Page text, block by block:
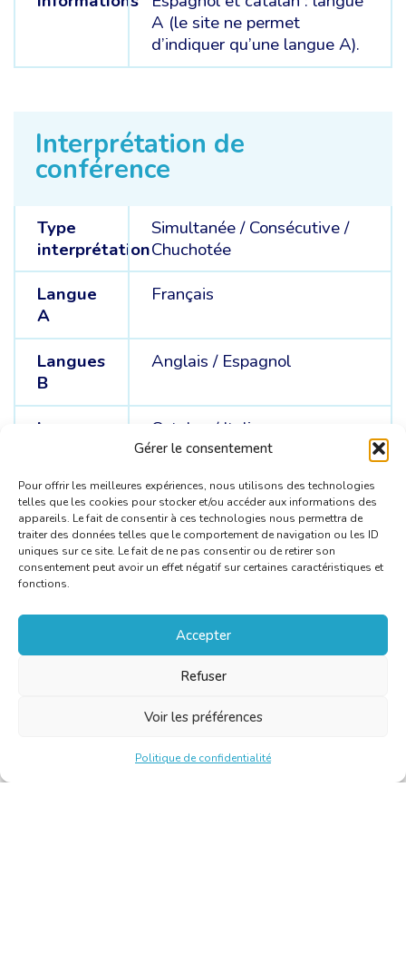
Gérer le consentement
Pour offrir les meilleures expériences, nous utilisons des technologies
telles que les cookies pour stocker et/ou accéder aux informations des
appareils. Le fait de consentir à ces technologies nous permettra de
traiter des données telles que le comportement de navigation ou les ID
uniques sur ce site. Le fait de ne pas consentir ou de retirer son
consentement peut avoir un effet négatif sur certaines caractéristiques et
fonctions.
Accepter
Refuser
Voir les préférences
Politique de confidentialité
A (le site ne permet
d’indiquer qu’une langue A).
Interprétation de
conférence
Type
interprétation
Simultanée/Consécutive/
Chuchotée
Langue
A
Français
Langues
B
Anglais / Espagnol
Langues
Catalan / Italien